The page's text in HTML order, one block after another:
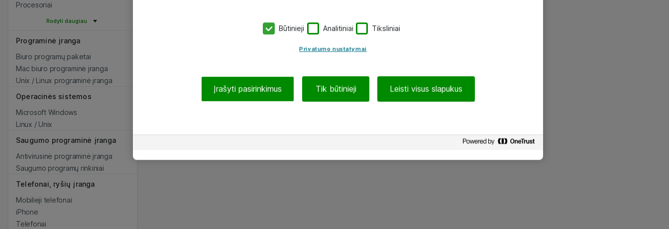
Procesoriai
Rodyti daugiau
Programinė įranga
Biuro programų paketai
Mac biuro programinė įranga
Unix / Linux programinė įranga
Operacinės sistemos
Microsoft Windows
Linux / Unix
Saugumo programinė įranga
Antivirusinė programinė įranga
Saugumo programų rinkiniai
Telefonai, ryšių įranga
Mobilieji telefonai
iPhone
Telefonai
Būtinieji Analitiniai Tiksliniai
Privatumo nustatymai
Įrašyti pasirinkimus Tik būtinieji Leisti visus slapukus